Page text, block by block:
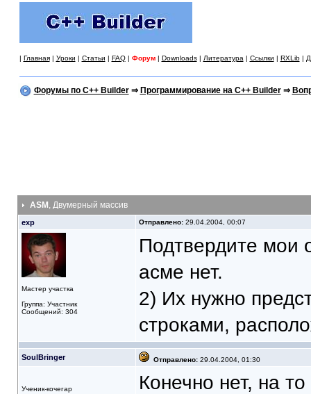
| Главная| Уроки | Статьи | FAQ| Форум | Downloads| Литература | Ссылки | RXLib|
Форумы по C++ Builder⇒ Программирование на C++ Builder⇒
ASM , Двумерный массив
exp Отправлено:29.04.2004, 00:07
Мастер участка
Группа: Участник
Сообщений: 304
Подтвердите мои
асме нет.
2) Их нужно
строками,
SoulBringer Отправлено:29.04.2004, 01:30
Ученик-кочегар
Конечно нет, на